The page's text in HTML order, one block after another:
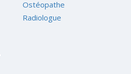
Ostéopathe
Radiologue